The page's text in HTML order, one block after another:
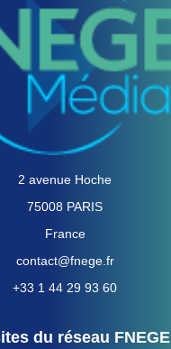
2 avenue Hoche
75008 PARIS
France
contact@fnege.fr
+33 1 44 29 93 60
du réseau FNEGE